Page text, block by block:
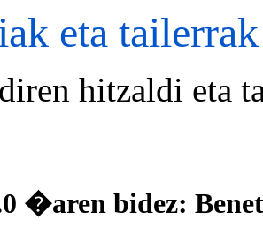
eta tailerrak
hitzaldi eta
�aren bidez: